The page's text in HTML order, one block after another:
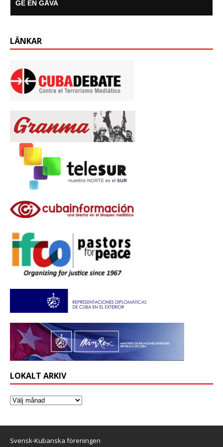
GE EN GÅVA
LÄNKAR
LOKALT ARKIV
Svensk-Kubanska föreningen